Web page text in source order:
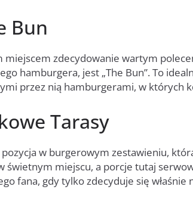
Bun
miejscem zdecydowanie wartym
hamburgera, jest „The Bun”. To
przez nią hamburgerami, w których
Tarasy
w burgerowym zestawieniu,
świetnym miejscu, a porcje tutaj
fana, gdy tylko zdecyduje się właśnie